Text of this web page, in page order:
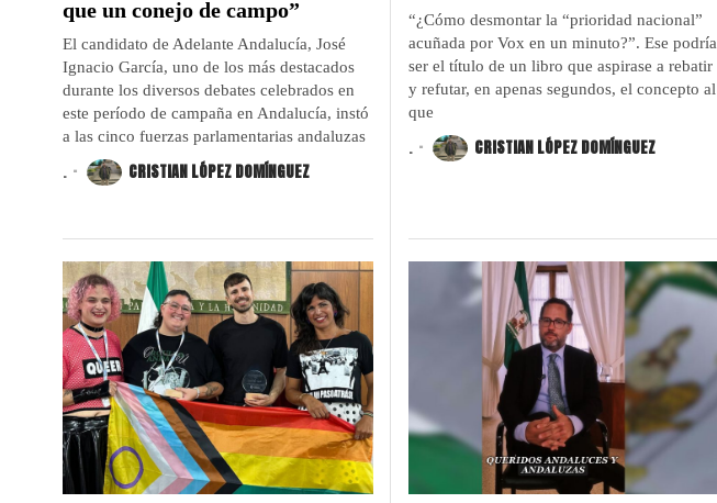
que un conejo de campo”
El candidato de Adelante Andalucía, José
Ignacio García, uno de los más destacados
durante los diversos debates celebrados en
este período de campaña en Andalucía, instó
a las cinco fuerzas parlamentarias andaluzas
. CRISTIAN LÓPEZ DOMÍNGUEZ
“¿Cómo desmontar la “prioridad nacional”
acuñada por Vox en un minuto?”. Ese podría
ser el título de un libro que aspirase a rebatir
y refutar, en apenas segundos, el concepto al
que
. CRISTIAN LÓPEZ DOMÍNGUEZ